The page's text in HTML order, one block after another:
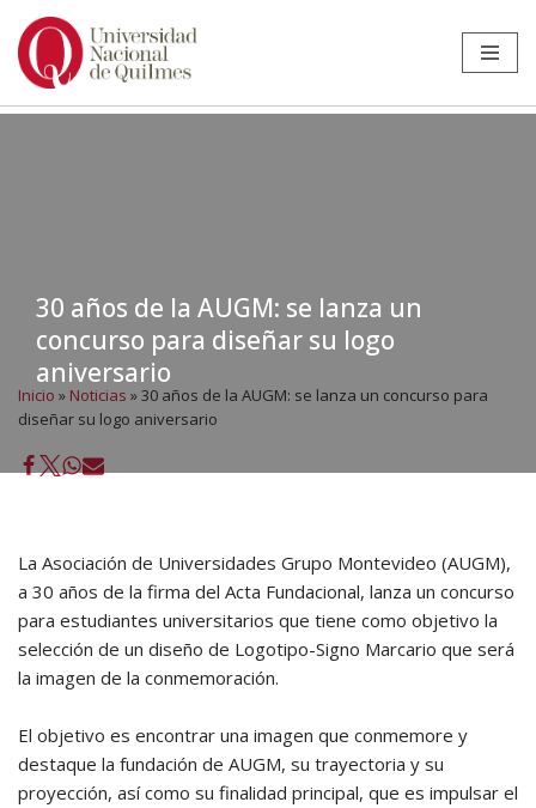
Ir
30 años de la AUGM: se lanza un
concurso para diseñar su logo
aniversario
Inicio » Noticias »30 años de la AUGM: se lanza un concurso para
diseñar su logo aniversario
La Asociación de Universidades Grupo Montevideo (AUGM),
a 30 años de la firma del Acta Fundacional, lanza un concurso
para estudiantes universitarios que tiene como objetivo la
selección de un diseño de Logotipo-Signo Marcario que será
la imagen de la conmemoración.
El objetivo es encontrar una imagen que conmemore y
destaque la fundación de AUGM, su trayectoria y su
proyección, así como su finalidad principal, que es impulsar el